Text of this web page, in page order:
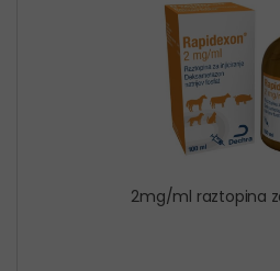
2mg/ml raztopina